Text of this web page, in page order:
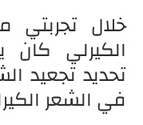
خلال تجربتي
الكيرلي
تحديد تجعيد
في الشعر